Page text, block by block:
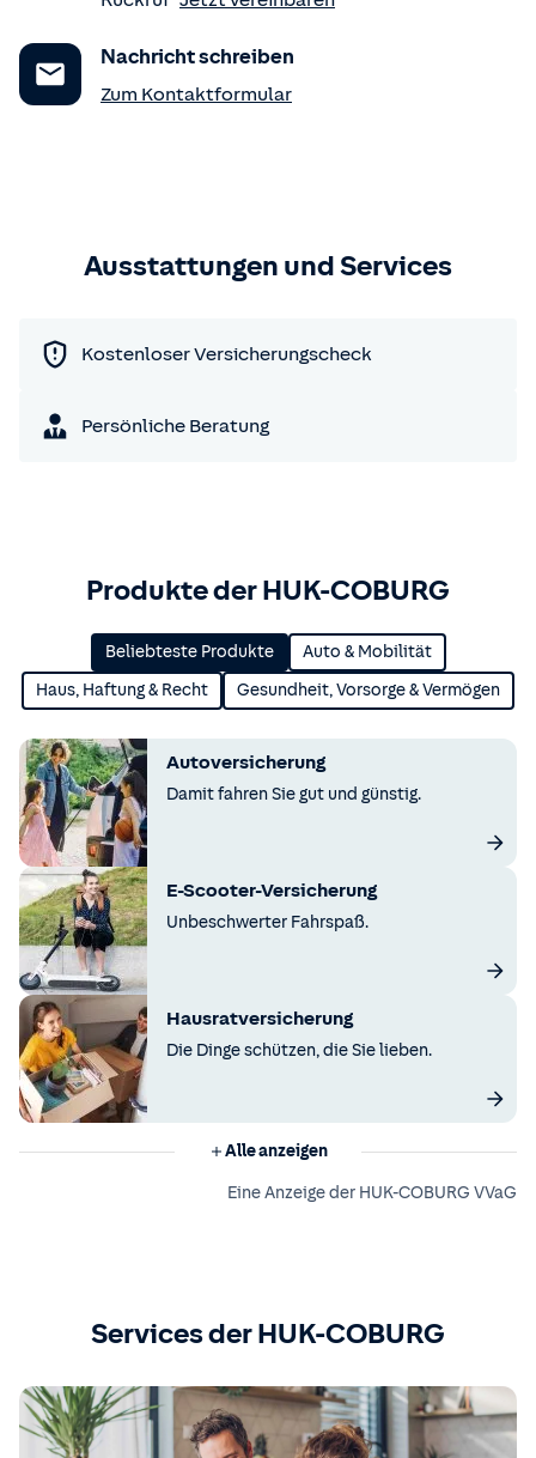
Nachricht schreiben
Zum Kontaktformular
Ausstattungen und Services
Kostenloser Versicherungscheck
Persönliche Beratung
Produkte der HUK-COBURG
Beliebteste Produkte Auto & Mobilität
Haus, Haftung & Recht Gesundheit, Vorsorge & Vermögen
Autoversicherung
Damit fahren Sie gut und günstig.
E-Scooter-Versicherung
Unbeschwerter Fahrspaß.
Hausratversicherung
Die Dinge schützen, die Sie lieben.
Alle anzeigen
Eine Anzeige der HUK-COBURG VVaG
Services der HUK-COBURG